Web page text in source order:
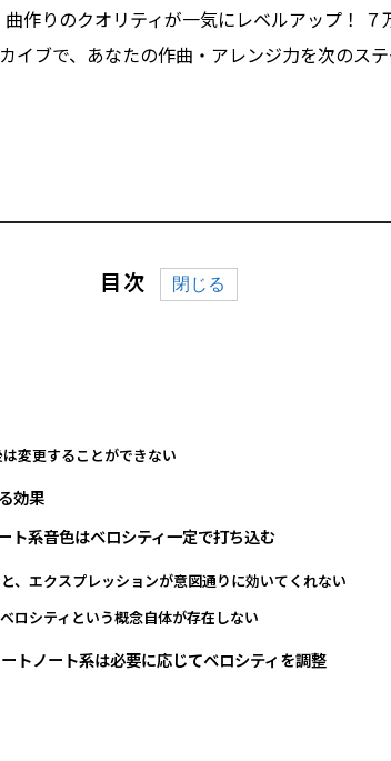
作りのクオリティが一気にレベルアップ！ ７
イブで、あなたの作曲・アレンジ力を次のス
目次
変更することができない
効果
ト系音色はベロシティ一定で打ち込む
、エクスプレッションが意図通りに効いてくれない
ロシティという概念自体が存在しない
トノート系は必要に応じてベロシティを調整